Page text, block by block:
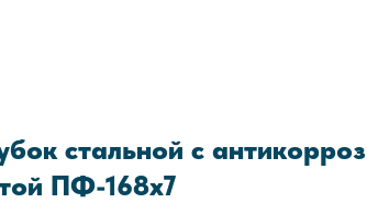
стальной с
ПФ-168x7